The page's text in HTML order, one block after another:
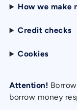
How we make
Credit checks
Cookies
Attention!
borrow money